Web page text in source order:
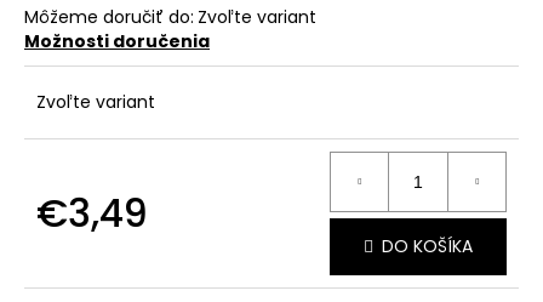
Môžeme doručiť do: Zvoľte variant
Možnosti doručenia
Zvoľte variant
€3,49
DO KOŠÍKA
m
e